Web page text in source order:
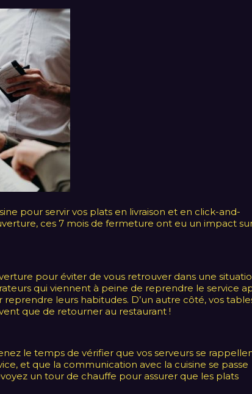
pour servir vos plats en livraison et en click-and-
ces 7 mois de fermeture ont eu un impact
pour éviter de vous retrouver dans une
qui viennent à peine de reprendre le service
leurs habitudes. D’un autre côté, vos
que de retourner au restaurant !
le temps de vérifier que vos serveurs se
et que la communication avec la cuisine se passe
un tour de chauffe pour assurer que les plats